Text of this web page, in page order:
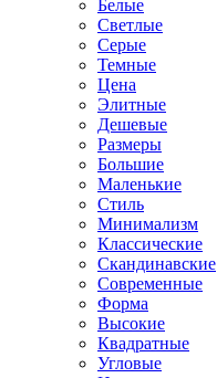
Белые
Светлые
Серые
Темные
Цена
Элитные
Дешевые
Размеры
Большие
Маленькие
Стиль
Минимализм
Классические
Скандинавские
Современные
Форма
Высокие
Квадратные
Угловые